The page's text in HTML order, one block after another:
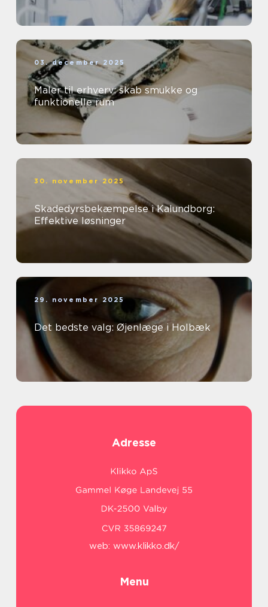
03. december 2025
Maler til erhverv: skab smukke og
funktionelle rum
30. november 2025
Skadedyrsbekæmpelse i Kalundborg:
Effektive løsninger
29. november 2025
Det bedste valg: Øjenlæge i Holbæk
Adresse
web: www.klikko.dk/
Menu